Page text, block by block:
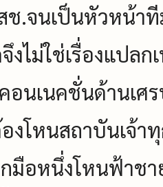
.จนเป็นหัวหน้าที
งไม่ใช่เรื่องแปล
นเนคชั่นด้านเศ
งโหนสถาบันเจ้า
มือหนึ่งโหนฟ้าช